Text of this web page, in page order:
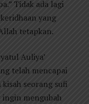
Tidak ada lagi
yang
tetapkan.
Auliya’
telah mencapai
seorang sufi
ingin mengubah